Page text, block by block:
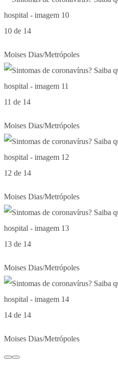
10 de 14
Moises Dias/Metrópoles
11 de 14
Moises Dias/Metrópoles
12 de 14
Moises Dias/Metrópoles
13 de 14
Moises Dias/Metrópoles
14 de 14
Moises Dias/Metrópoles